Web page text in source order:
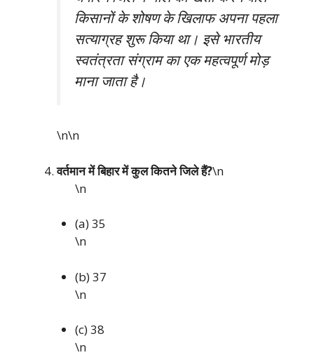
किसानों के शोषण के खिलाफ अपना पहला
सत्याग्रह शुरू किया था। इसे भारतीय
स्वतंत्रता संग्राम का एक महत्वपूर्ण मोड़
माना जाता है।
\n\n
वर्तमान में बिहार में कुल कितने जिले हैं?\n
\n
(a) 35
\n
(b) 37
\n
(c) 38
\n